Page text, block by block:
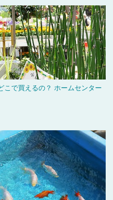
こで買えるの？ ホームセンター